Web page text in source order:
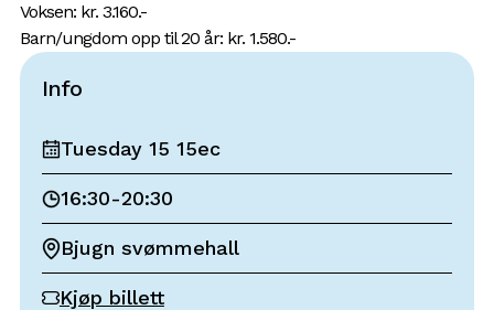
Voksen: kr. 3.160.-
Barn/ungdom opp til 20 år: kr. 1.580.-
Info
Tuesday 15 15ec
16:30-20:30
Bjugn svømmehall
Kjøp billett